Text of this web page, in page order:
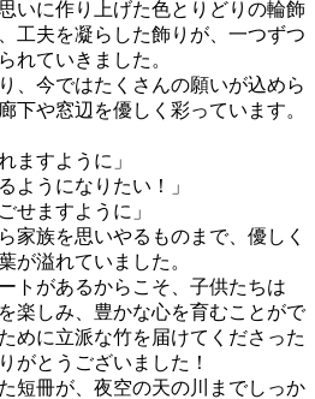
いに作り上げた色とりどりの輪飾
工夫を凝らした飾りが、一つずつ
れていきました。
、今ではたくさんの願いが込めら
下や窓辺を優しく彩っています。
ますように」
ようになりたい！」
せますように」
家族を思いやるものまで、優しく
が溢れていました。
トがあるからこそ、子供たちは
楽しみ、豊かな心を育むことがで
めに立派な竹を届けてくださった
がとうございました！
短冊が、夜空の天の川までしっか